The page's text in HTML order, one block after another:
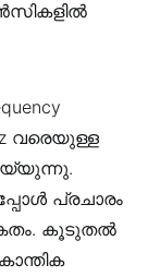
വരെയുള്ള
പ്രചാരം
കൂടുതൽ